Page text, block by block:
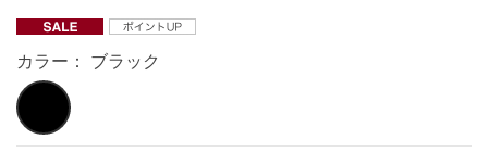
カラー： ブラック